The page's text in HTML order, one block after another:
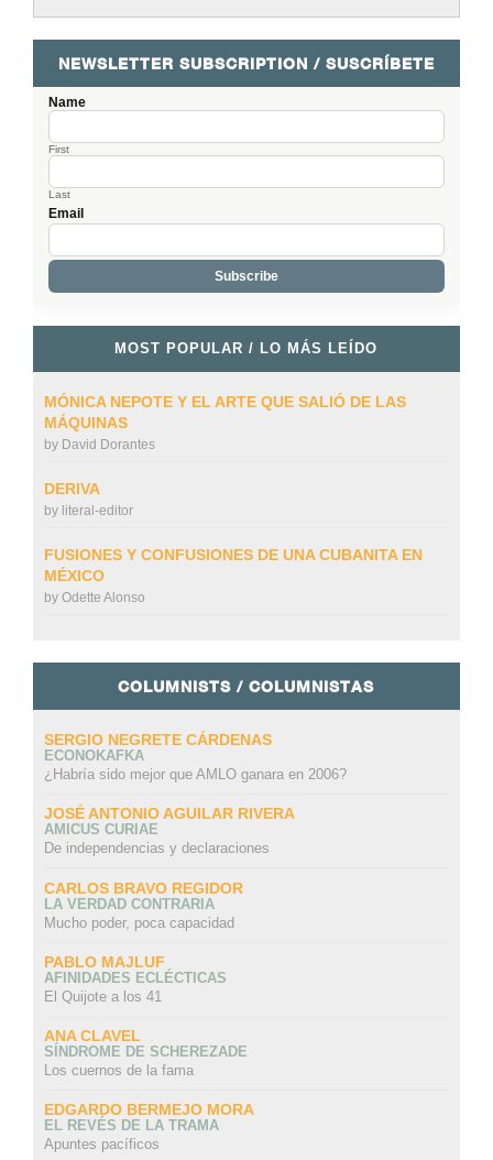
NEWSLETTER SUBSCRIPTION / SUSCRÍBETE
Name
First
Last
Email
MOST POPULAR / LO MÁS LEÍDO
MÓNICA NEPOTE Y EL ARTE QUE SALIÓ DE LAS
MÁQUINAS
by David Dorantes
DERIVA
by literal-editor
FUSIONES Y CONFUSIONES DE UNA CUBANITA EN
MÉXICO
by Odette Alonso
COLUMNISTS / COLUMNISTAS
SERGIO NEGRETE CÁRDENAS
ECONOKAFKA
¿Habría sido mejor que AMLO ganara en 2006?
JOSÉ ANTONIO AGUILAR RIVERA
AMICUS CURIAE
De independencias y declaraciones
CARLOS BRAVO REGIDOR
LA VERDAD CONTRARIA
Mucho poder, poca capacidad
PABLO MAJLUF
AFINIDADES ECLÉCTICAS
El Quijote a los 41
ANA CLAVEL
SÍNDROME DE SCHEREZADE
Los cuernos de la fama
EDGARDO BERMEJO MORA
EL REVÉS DE LA TRAMA
Apuntes pacíficos